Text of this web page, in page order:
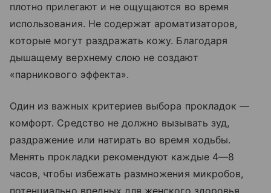
плотно прилегают и не ощущаются во время
использования. Не содержат ароматизаторов,
которые могут раздражать кожу. Благодаря
дышащему верхнему слою не создают
«парникового эффекта».
Один из важных критериев выбора прокладок —
комфорт. Средство не должно вызывать зуд,
раздражение или натирать во время ходьбы.
Менять прокладки рекомендуют каждые 4—8
часов, чтобы избежать размножения микробов,